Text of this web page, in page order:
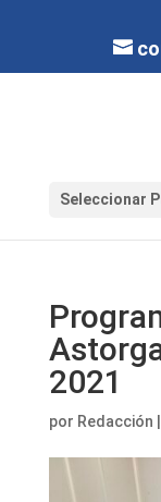
Seleccionar
2021
por Redacción